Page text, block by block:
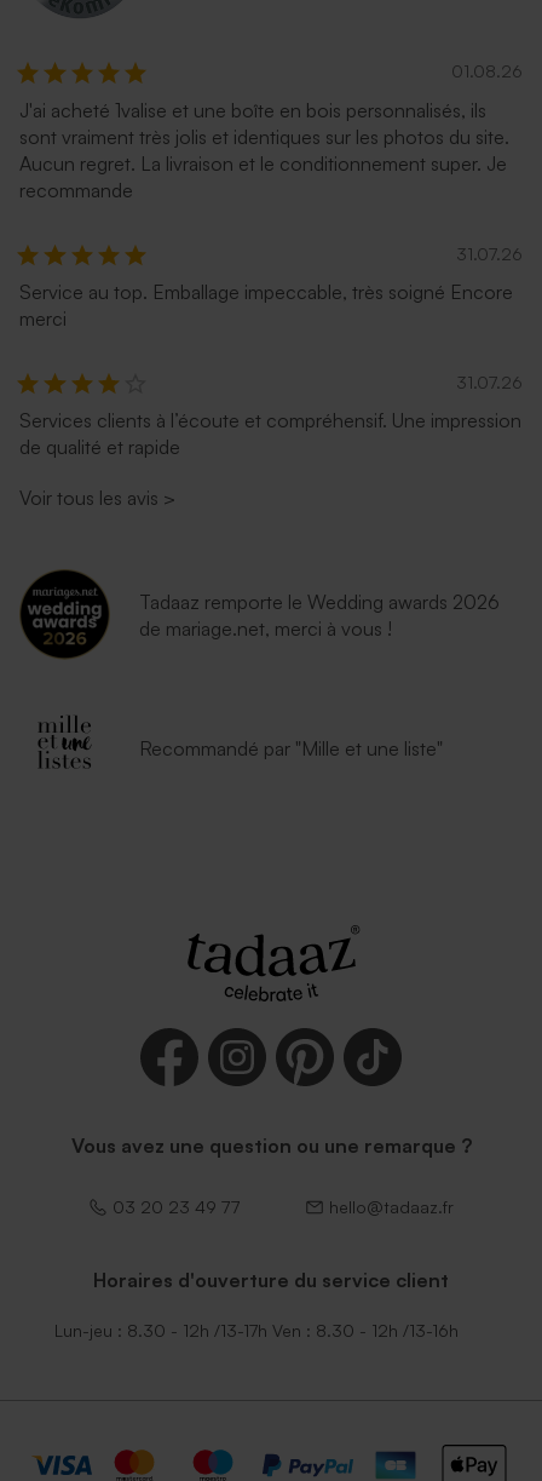
01.08.26
J'ai acheté 1valise et une boîte en bois personnalisés, ils
sont vraiment très jolis et identiques sur les photos du site.
Aucun regret. La livraison et le conditionnement super. Je
recommande
31.07.26
Service au top. Emballage impeccable, très soigné Encore
merci
31.07.26
Services clients à l’écoute et compréhensif. Une impression
de qualité et rapide
Voir tous les avis >
Tadaaz remporte le Wedding awards 2026
de mariage.net, merci à vous !
Recommandé par "Mille et une liste"
Vous avez une question ou une remarque ?
03 20 23 49 77 hello@tadaaz.fr
Horaires d'ouverture du service client
Lun-jeu : 8.30 - 12h /13-17h Ven : 8.30 - 12h /13-16h